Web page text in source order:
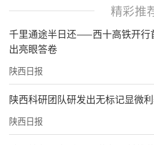
全生产工作的汇报，针对
企业严格落实整改，强化
检查组强调，企业要充分
管理的极端重要性，认真
风险集中治理。要对照《
企业老旧装置安全风险评
查自评，形成安全风险评
精彩推
千里通途半日还——西十高铁开行
出亮眼答卷
陕西日报
陕西科研团队研发出无标记显微
陕西日报